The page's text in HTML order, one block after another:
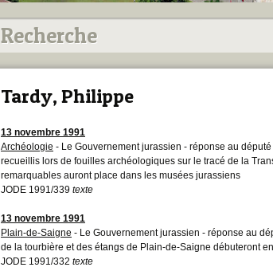
Tardy, Philippe
13 novembre 1991
Archéologie - Le Gouvernement jurassien - réponse au
recueillis lors de fouilles archéologiques sur le tracé de la
remarquables auront place dans les musées jurassiens
JODE 1991/339 texte
13 novembre 1991
Plain-de-Saigne - Le Gouvernement jurassien - réponse au
de la tourbière et des étangs de Plain-de-Saigne débuteront
JODE 1991/332 texte